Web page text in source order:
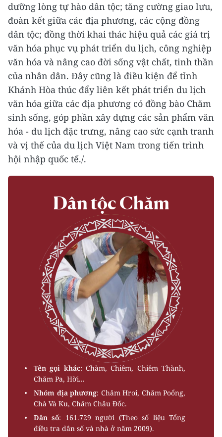
dưỡng lòng tự hào dân tộc; tăng cường giao lưu,
đoàn kết giữa các địa phương, các cộng đồng
dân tộc; đồng thời khai thác hiệu quả các giá trị
văn hóa phục vụ phát triển du lịch, công nghiệp
văn hóa và nâng cao đời sống vật chất, tinh thần
của nhân dân. Đây cũng là điều kiện để tỉnh
Khánh Hòa thúc đẩy liên kết phát triển du lịch
văn hóa giữa các địa phương có đồng bào Chăm
sinh sống, góp phần xây dựng các sản phẩm văn
hóa - du lịch đặc trưng, nâng cao sức cạnh tranh
và vị thế của du lịch Việt Nam trong tiến trình
hội nhập quốc tế./.
Dân tộc Chăm
Tên gọi khác: Chàm, Chiêm, Chiêm Thành,
Chăm Pa, Hời...
Nhóm địa phương: Chăm Hroi, Chăm Poổng,
Chà Và Ku, Chăm Châu Ðốc.
Dân số: 161.729 người (Theo số liệu Tổng
điều tra dân số và nhà ở năm 2009).